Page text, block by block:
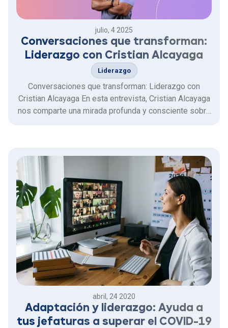
julio, 4 2025
Conversaciones que transforman:
Liderazgo con Cristian Alcayaga
Liderazgo
Conversaciones que transforman: Liderazgo con
Cristian Alcayaga En esta entrevista, Cristian Alcayaga
nos comparte una mirada profunda y consciente sobre
abril, 24 2020
Adaptación y liderazgo: Ayuda a
tus jefaturas a superar el COVID-19